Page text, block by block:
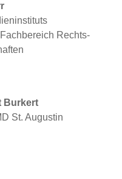
Rechts-
Burkert
St. Augustin